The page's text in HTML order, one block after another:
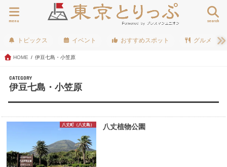
search
menu
トピックス イベント おすすめスポット グルメ
HOME 伊豆七島・小笠原
CATEGORY
伊豆七島・小笠原
八丈町（八丈島） 八丈植物公園